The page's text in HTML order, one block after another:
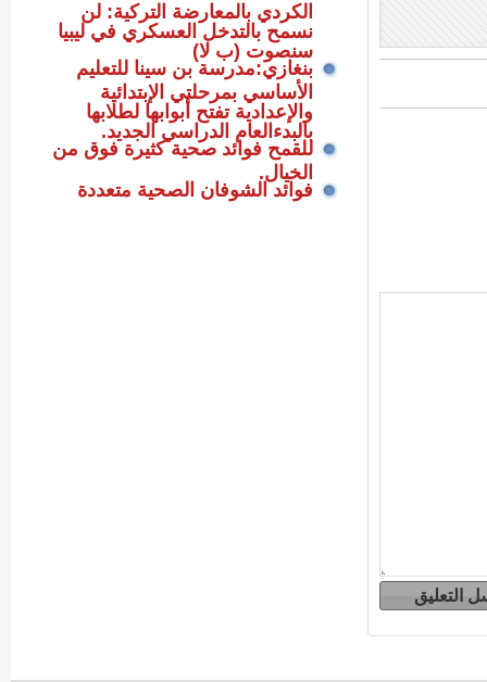
الكردي بالمعارضة التركية: لن
نسمح بالتدخل العسكري في ليبيا
سنصوت (ب لا)
بنغازي:مدرسة بن سينا للتعليم
الأساسي بمرحلتي الإبتدائية
والإعدادية تفتح أبوابها لطلابها
بالبدءالعام الدراسي الجديد.
للقمح فوائد صحية كثيرة فوق من
الخيال.
فوائد الشوفان الصحية متعددة